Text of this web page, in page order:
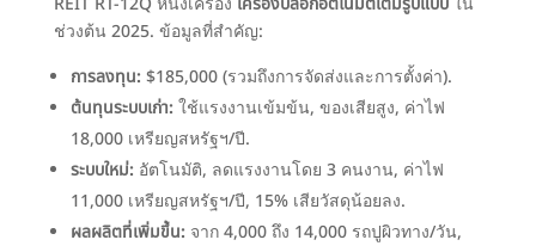
ช่วงต้น 2025. ข้อมูลที่สำคัญ:
การลงทุน: $185,000 (รวมถึงการจัดส่งและการตั้งค่า).
ต้นทุนระบบเก่า: ใช้แรงงานเข้มข้น, ของเสียสูง, ค่าไฟ
18,000 เหรียญสหรัฐฯ/ปี.
ระบบใหม่: อัตโนมัติ, ลดแรงงานโดย 3 คนงาน, ค่าไฟ
11,000 เหรียญสหรัฐฯ/ปี, 15% เสียวัสดุน้อยลง.
ผลผลิตที่เพิ่มขึ้น: จาก 4,000 ถึง 14,000 รถปูผิวทาง/วัน,